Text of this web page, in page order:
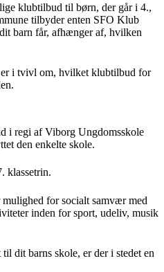
klubtilbud til børn, der går i 4.,
tilbyder enten SFO Klub
barn får, afhænger af, hvilken
i tvivl om, hvilket klubtilbud for
i regi af Viborg Ungdomsskole
den enkelte skole.
klassetrin.
for socialt samvær med
inden for sport, udeliv, musik
dit barns skole, er der i stedet en